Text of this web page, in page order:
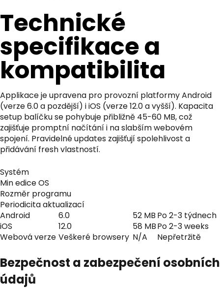
Technické
specifikace a
kompatibilita
Applikace je upravena pro provozní platformy Android
(verze 6.0 a pozdější) i iOS (verze 12.0 a vyšší). Kapacita
setup balíčku se pohybuje přibližně 45-60 MB, což
zajišťuje promptní načítání i na slabším webovém
spojení. Pravidelné updates zajišťují spolehlivost a
přidávání fresh vlastností.
Systém
Min edice OS
Rozměr programu
Periodicita aktualizací
Android
6.0 52 MB Po 2-3 týdnech
iOS
12.0 58 MBPo 2-3 weeks
Webová verze Veškeré browsery N/A Nepřetržitě
Bezpečnost a zabezpečení osobních
údajů